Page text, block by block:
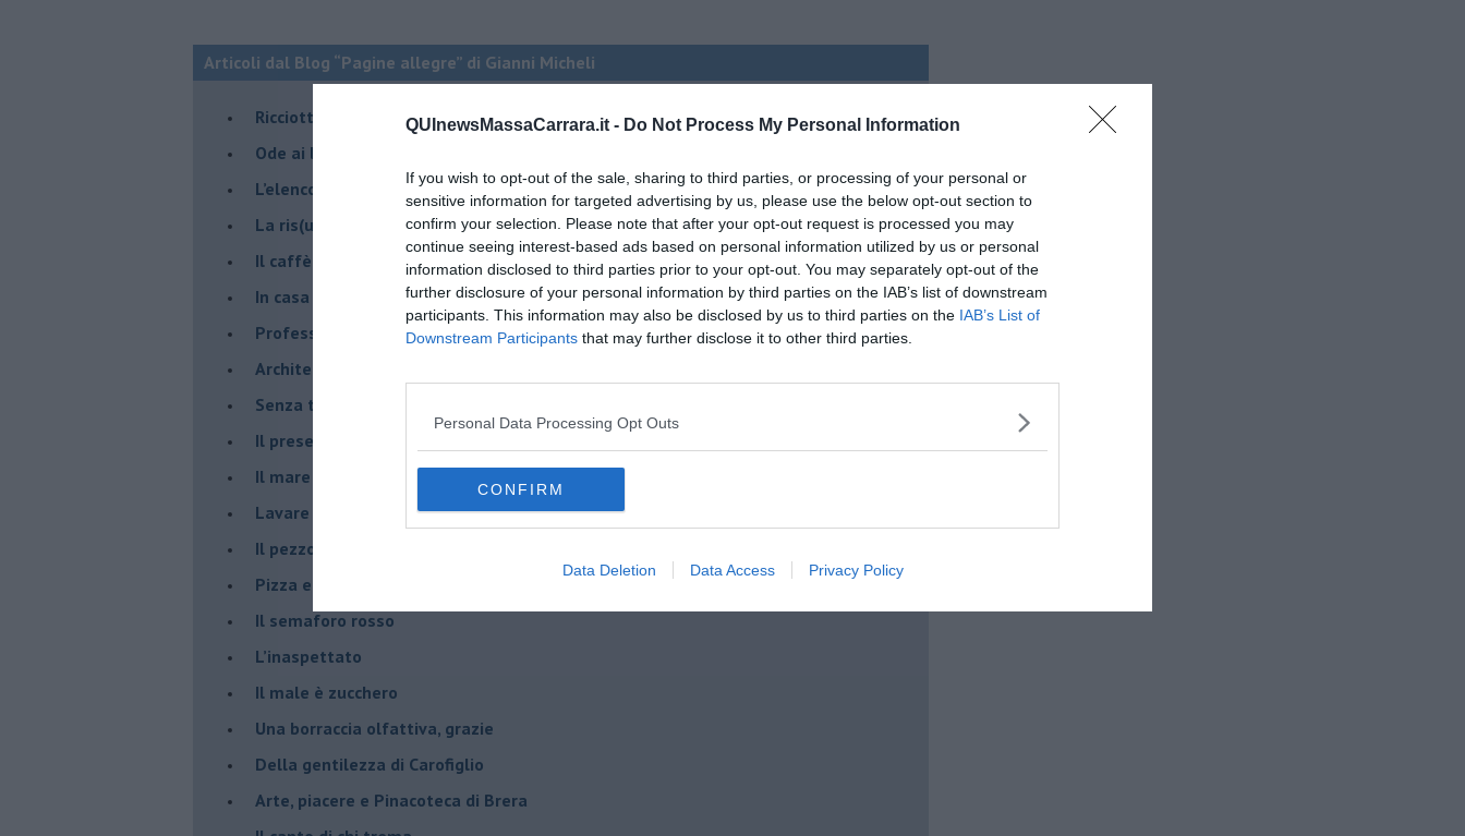
QUInewsMassaCarrara.it - Do Not Process My Personal Information
If you wish to opt-out of the sale, sharing to third parties, or processing of your personal or
sensitive information for targeted advertising by us, please use the below opt-out section to
confirm your selection. Please note that after your opt-out request is processed you may
continue seeing interest-based ads based on personal information utilized by us or personal
information disclosed to third parties prior to your opt-out. You may separately opt-out of the
further disclosure of your personal information by third parties on the IAB’s list of downstream
participants. This information may also be disclosed by us to third parties on the IAB’s List of
Downstream Participants that may further disclose it to other third parties.
Personal Data Processing Opt Outs
CONFIRM
Data Deletion Data Access Privacy Policy
Articoli dal Blog “Pagine allegre” di Gianni Micheli
​Ricciotti Ensemble: ovunque e per tutti
Ode ai lacci
​L’elenco telefonico
​La ris(u)onanza
​Il caffè Mattia Moreni
​In casa ho una macchina del tempo
Professione: reporter
Architettura che abbaglia
​Senza tasche, un po’ come me
​Il presepe di San Martino
​Il mare d’autunno
​Lavare la coscienza
​Il pezzo di legno
​Pizza e birra
​Il semaforo rosso
​L’inaspettato
​Il male è zucchero
​Una borraccia olfattiva, grazie
​Della gentilezza di Carofiglio
Arte, piacere e Pinacoteca di Brera